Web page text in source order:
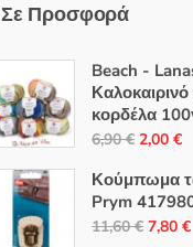
Σε Προσφορά
Beach -
κορδέλα
6,90€ Original
was:
6,90 €.
2,00 €Η
Κούμπωμα
Prym
11,60€ 7,80 €Η